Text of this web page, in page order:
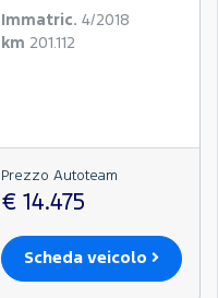
Immatric. 4/2018
km 201.112
Prezzo Autoteam
€ 14.475
Scheda veicolo